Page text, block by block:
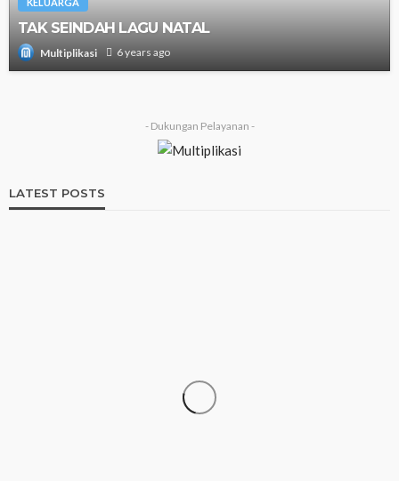
TAK SEINDAH LAGU NATAL
Multiplikasi 6 years ago
- Dukungan Pelayanan -
LATEST POSTS